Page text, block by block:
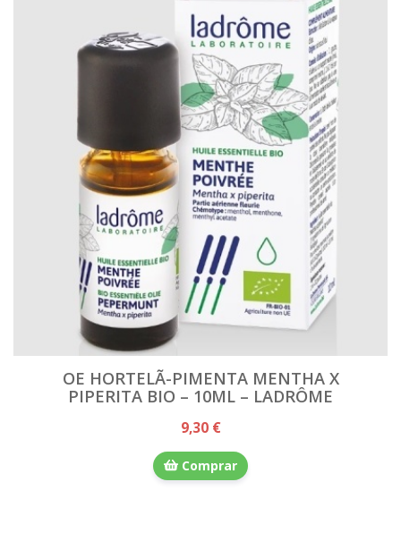
OE HORTELÃ-PIMENTA MENTHA X
PIPERITA BIO – 10ML – LADRÔME
9,30 €
Comprar